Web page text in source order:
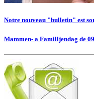
Notre nouveau "bulletin" est
Mammen- a Familljendag de